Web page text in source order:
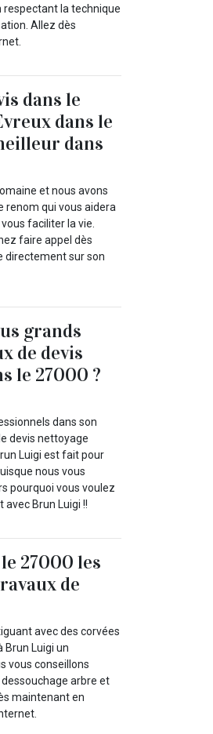
la technique
Allez dès
dans le
dans le
dans
et nous avons
renom qui vous aidera
faciliter la vie.
faire appel dès
directement sur son
grands
de devis
le 27000 ?
dans son
devis nettoyage
Luigi est fait pour
nous vous
pourquoi vous voulez
Brun Luigi !!
27000 les
de
avec des corvées
Brun Luigi un
vous conseillons
arbre et
maintenant en